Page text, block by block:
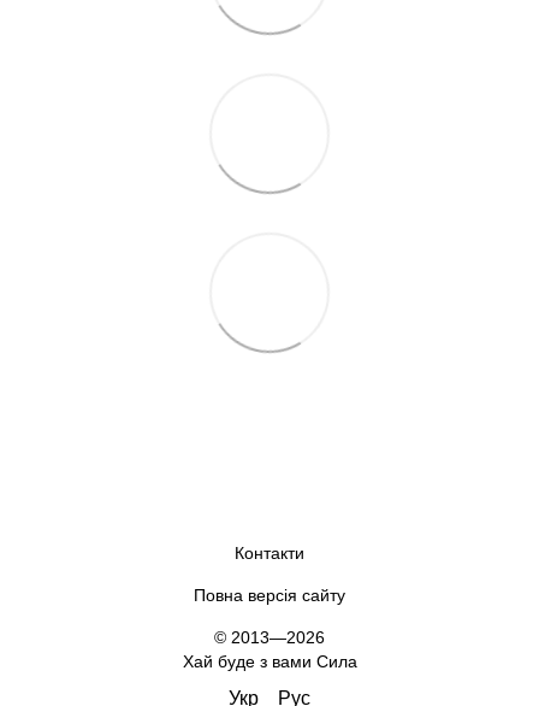
Контакти
Повна версія сайту
© 2013—2026
Хай буде з вами Сила
Укр Рус